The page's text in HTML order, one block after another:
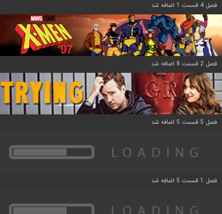
فصل 4 قسمت 1 اضافه شد
فصل 2 قسمت 8 اضافه شد
فصل 5 قسمت 5 اضافه شد
فصل 1 قسمت 5 اضافه شد